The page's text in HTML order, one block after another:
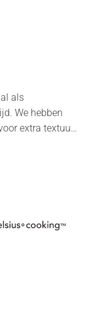
als
We hebben
extra textuur